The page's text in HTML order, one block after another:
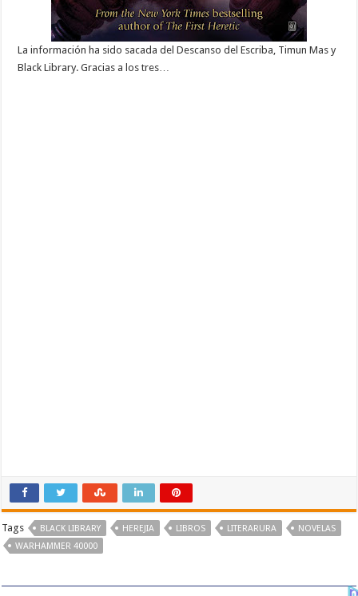
La información ha sido sacada del Descanso del Escriba, Timun Mas y
Black Library. Gracias a los tres…
Tags BLACK LIBRARY HEREJIA LIBROS LITERARURA
NOVELAS
WARHAMMER 40000